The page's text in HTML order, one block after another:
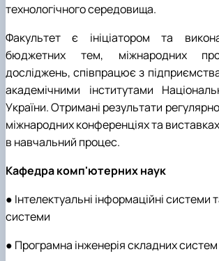
технологічного середовища.
Факультет є ініціатором та
бюджетних тем, міжнародних
досліджень, співпрацює з
академічними інститутами
України. Отримані результати
міжнародних конференціях та
в навчальний процес.
Кафедра комп'ютерних наук
● Інтелектуальні інформаційні системи
системи
● Програмна інженерія складних систем